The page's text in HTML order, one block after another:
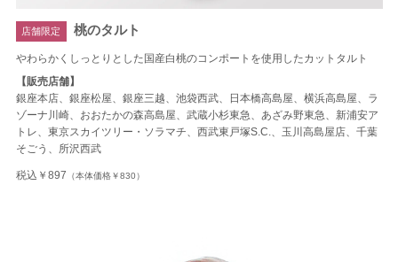
店舗限定 桃のタルト
やわらかくしっとりとした国産白桃のコンポートを使用したカットタルト
【販売店舗】
銀座本店、銀座松屋、銀座三越、池袋西武、日本橋高島屋、横浜高島屋、ラ
ゾーナ川崎、おおたかの森高島屋、武蔵小杉東急、あざみ野東急、新浦安ア
トレ、東京スカイツリー・ソラマチ、西武東戸塚S.C.、玉川高島屋店、千葉
そごう、所沢西武
税込￥897 （本体価格￥830）